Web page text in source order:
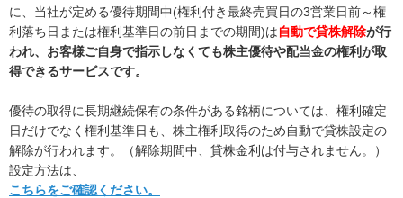
に、当社が定める優待期間中(権利付き最終売買日の3営業日前～権
利落ち日または権利基準日の前日までの期間)は自動で貸株解除が行
われ、お客様ご自身で指示しなくても株主優待や配当金の権利が取
得できるサービスです。
優待の取得に長期継続保有の条件がある銘柄については、権利確定
日だけでなく権利基準日も、株主権利取得のため自動で貸株設定の
解除が行われます。（解除期間中、貸株金利は付与されません。）
設定方法は、
こちらをご確認ください。